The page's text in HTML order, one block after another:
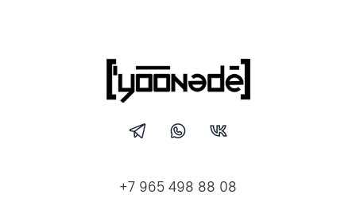
+7 965 498 88 08